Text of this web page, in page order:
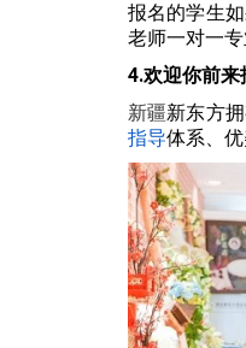
报名的学生
老师一对一专
4.欢迎你前来
新疆新东方
指导体系、